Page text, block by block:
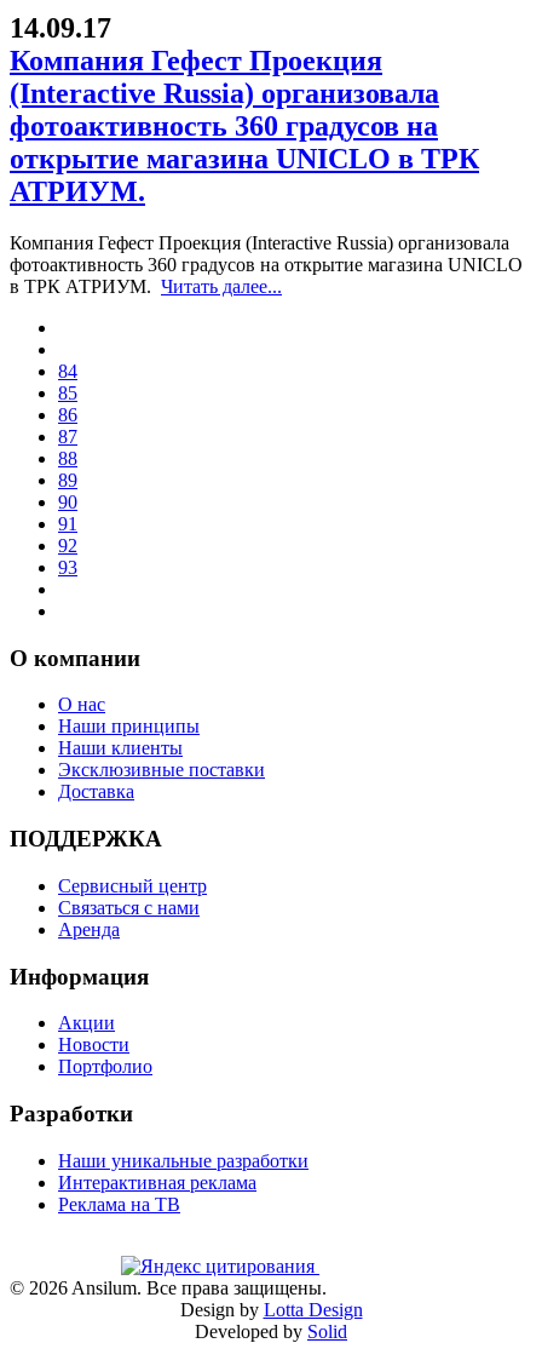
14.09.17
Компания Гефест Проекция
(Interactive Russia) организовала
фотоактивность 360 градусов на
открытие магазина UNICLO в ТРК
АТРИУМ.
Компания Гефест Проекция (Interactive Russia) организовала
фотоактивность 360 градусов на открытие магазина UNICLO
в ТРК АТРИУМ. Читать далее...
84
85
86
87
88
89
90
91
92
93
О компании
О нас
Наши принципы
Наши клиенты
Эксклюзивные поставки
Доставка
ПОДДЕРЖКА
Сервисный центр
Связаться с нами
Аренда
Информация
Акции
Новости
Портфолио
Разработки
Наши уникальные разработки
Интерактивная реклама
Реклама на ТВ
© 2026 Ansilum. Все права защищены.
Design by Lotta Design
Developed by Solid